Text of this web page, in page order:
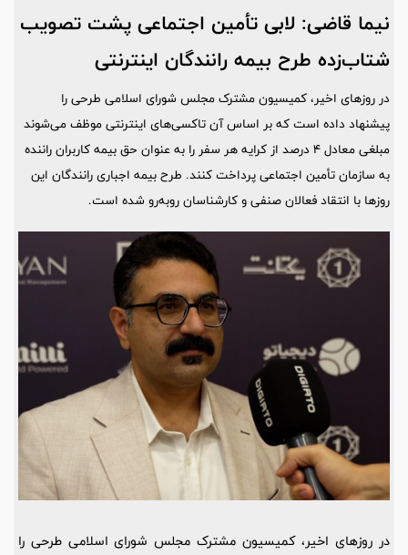
نیما قاضی: لابی تأمین اجتماعی پشت تصویب
شتاب‌زده طرح بیمه رانندگان اینترنتی
در روزهای اخیر، کمیسیون مشترک مجلس شورای اسلامی طرحی را
پیشنهاد داده است که بر اساس آن تاکسی‌های اینترنتی موظف می‌شوند
مبلغی معادل ۴ درصد از کرایه هر سفر را به عنوان حق بیمه کاربران راننده
به سازمان تأمین اجتماعی پرداخت کنند. طرح بیمه اجباری رانندگان این
روزها با انتقاد فعالان صنفی و کارشناسان روبه‌رو شده است.
در روزهای اخیر، کمیسیون مشترک مجلس شورای اسلامی طرحی را